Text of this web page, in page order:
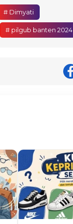
# Dimyati
# pilgub banten 2024